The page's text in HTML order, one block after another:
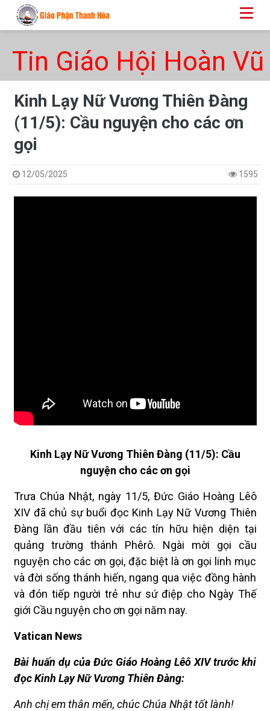
Tin Giáo Hội Hoàn Vũ
​​​​​​​Kinh Lạy Nữ Vương Thiên Đàng
(11/5): Cầu nguyện cho các ơn
gọi
12/05/2025 1595
Kinh Lạy Nữ Vương Thiên Đàng (11/5): Cầu
nguyện cho các ơn gọi
Trưa Chúa Nhật, ngày 11/5, Đức Giáo Hoàng Lêô
XIV đã chủ sự buổi đọc Kinh Lạy Nữ Vương Thiên
Đàng lần đầu tiên với các tín hữu hiện diện tại
quảng trường thánh Phêrô. Ngài mời gọi cầu
nguyện cho các ơn gọi, đặc biệt là ơn gọi linh mục
và đời sống thánh hiến, ngang qua việc đồng hành
và đón tiếp người trẻ như sứ điệp cho Ngày Thế
giới Cầu nguyện cho ơn gọi năm nay.
Vatican News
Bài huấn dụ của Đức Giáo Hoàng Lêô XIV trước khi
đọc Kinh Lạy Nữ Vương Thiên Đàng:
Anh chị em thân mến, chúc Chúa Nhật tốt lành!